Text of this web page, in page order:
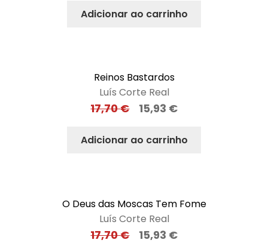
Adicionar ao carrinho
Reinos Bastardos
Luís Corte Real
17,70€ 15,93 €
Adicionar ao carrinho
O Deus das Moscas Tem Fome
Luís Corte Real
17,70€ 15,93 €